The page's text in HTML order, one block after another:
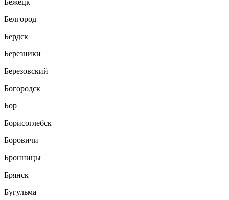
Белгород
Бердск
Березники
Березовский
Богородск
Бор
Борисоглебск
Боровичи
Бронницы
Брянск
Бугульма